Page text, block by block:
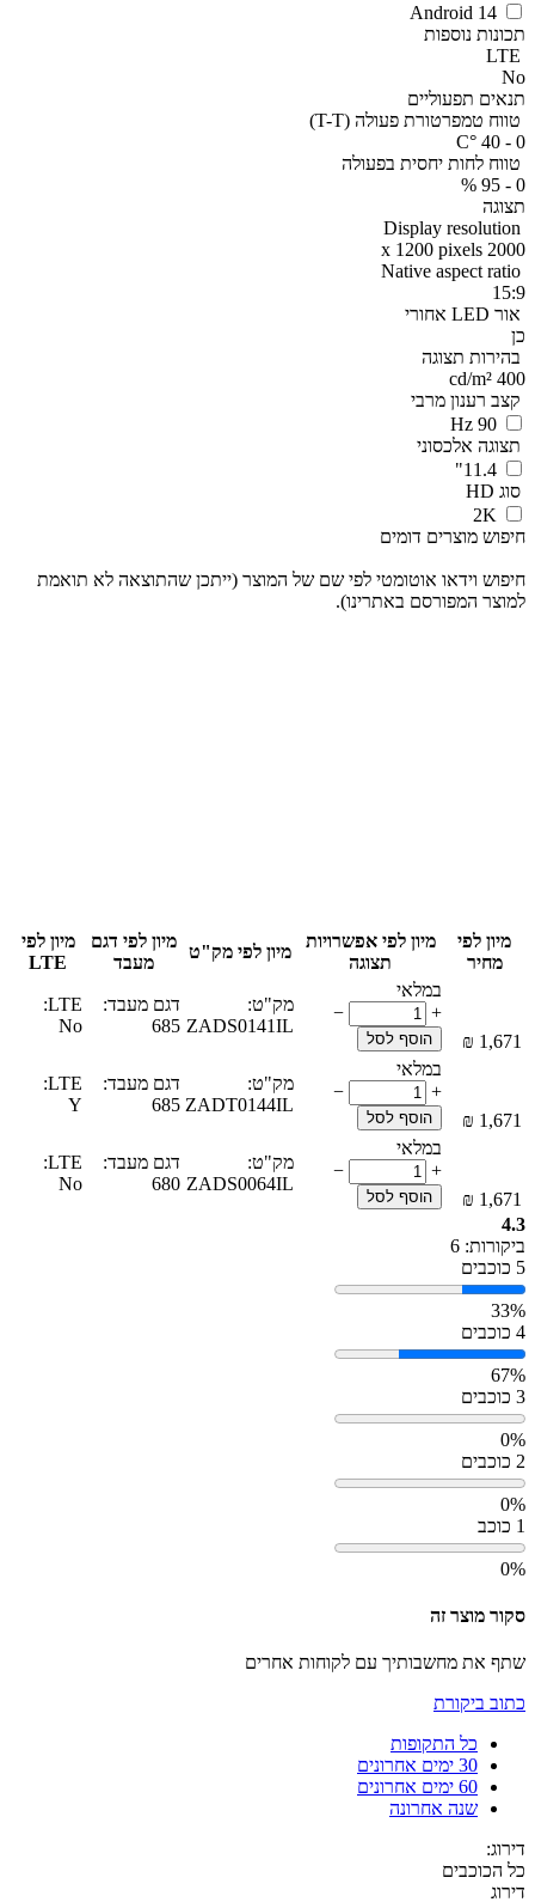
תכונות נוספות
LTE
No
תנאים תפעוליים
טווח טמפרטורת פעולה (T-T)
0 - 40 °C
טווח לחות יחסית בפעולה
0 - 95 %
תצוגה
Display resolution
2000 x 1200 pixels
Native aspect ratio
15:9
אור LED אחורי
כן
בהירות תצוגה
400 cd/m²
קצב רענון מרבי
תצוגה אלכסוני
סוג HD
חיפוש מוצרים דומים
חיפוש וידאו אוטומטי לפי שם של המוצר (ייתכן שהתוצאה לא תואמת
למוצר המפורסם באתרינו).
מיון לפי
מחיר
מיון לפי אפשרויות
תצוגה
מיון לפי מק"ט
מיון לפי דגם
מעבד
מיון לפי
LTE
₪ 1,671
במלאי
+
−
הוסף לסל
מק"ט:
ZADS0141IL
דגם מעבד:
685
LTE:
No
₪ 1,671
במלאי
+
−
הוסף לסל
מק"ט:
ZADT0144IL
דגם מעבד:
685
LTE:
Y
₪ 1,671
במלאי
+
−
הוסף לסל
מק"ט:
ZADS0064IL
דגם מעבד:
680
LTE:
No
4.3
ביקורות: 6
5 כוכבים
33%
4 כוכבים
67%
3 כוכבים
0%
2 כוכבים
0%
1 כוכב
0%
סקור מוצר זה
שתף את מחשבותיך עם לקוחות אחרים
כתוב ביקורת
כל התקופות
30 ימים אחרונים
60 ימים אחרונים
שנה אחרונה
דירוג:
כל הכוכבים
דירוג